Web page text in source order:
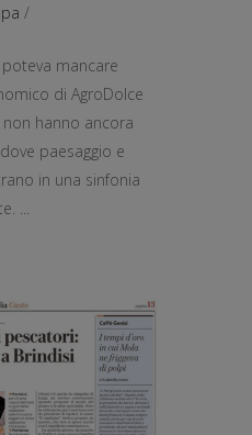
mancare
di AgroDolce
hanno ancora
paesaggio e
in una sinfonia